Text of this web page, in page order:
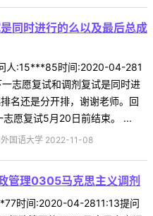
同时进行的么以及最后总成
人:15***85时间:2020-04-281
志愿复试和调剂复试是同时进
名还是分开排，谢谢老师。回
愿复试5月20日前结束。 ...
国语大学 2022-11-08
管理0305马克思主义调剂
时间:2020-04-2811:13提问